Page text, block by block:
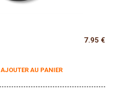
7.95 €
AJOUTER AU PANIER